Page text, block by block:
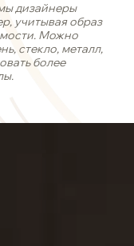
дизайнеры
учитывая образ
Можно
стекло, металл,
более